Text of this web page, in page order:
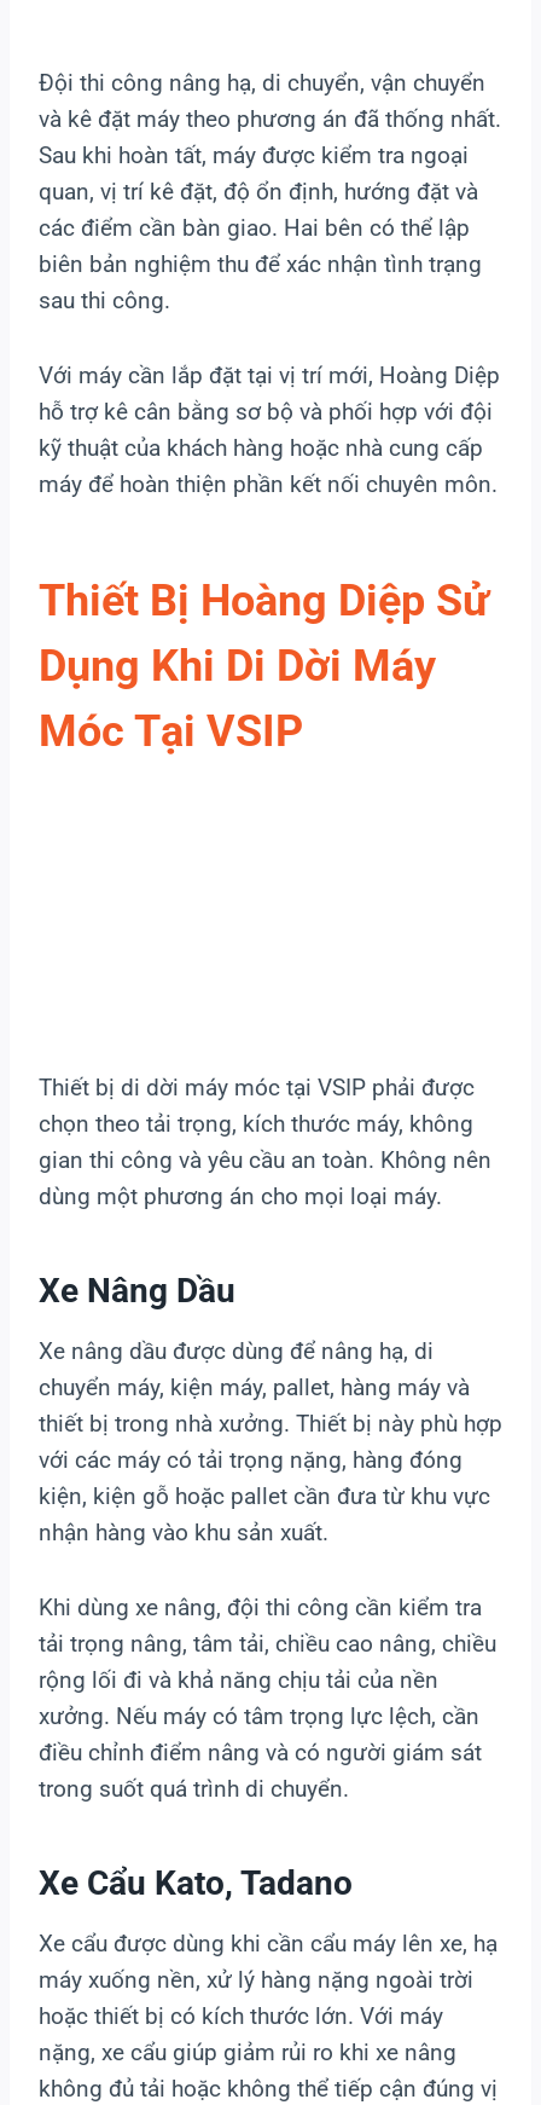
Đội thi công nâng hạ, di chuyển, vận chuyển
và kê đặt máy theo phương án đã thống nhất.
Sau khi hoàn tất, máy được kiểm tra ngoại
quan, vị trí kê đặt, độ ổn định, hướng đặt và
các điểm cần bàn giao. Hai bên có thể lập
biên bản nghiệm thu để xác nhận tình trạng
sau thi công.
Với máy cần lắp đặt tại vị trí mới, Hoàng Diệp
hỗ trợ kê cân bằng sơ bộ và phối hợp với đội
kỹ thuật của khách hàng hoặc nhà cung cấp
máy để hoàn thiện phần kết nối chuyên môn.
Thiết Bị Hoàng Diệp Sử
Dụng Khi Di Dời Máy
Móc Tại VSIP
Thiết bị di dời máy móc tại VSIP phải được
chọn theo tải trọng, kích thước máy, không
gian thi công và yêu cầu an toàn. Không nên
dùng một phương án cho mọi loại máy.
Xe Nâng Dầu
Xe nâng dầu được dùng để nâng hạ, di
chuyển máy, kiện máy, pallet, hàng máy và
thiết bị trong nhà xưởng. Thiết bị này phù hợp
với các máy có tải trọng nặng, hàng đóng
kiện, kiện gỗ hoặc pallet cần đưa từ khu vực
nhận hàng vào khu sản xuất.
Khi dùng xe nâng, đội thi công cần kiểm tra
tải trọng nâng, tâm tải, chiều cao nâng, chiều
rộng lối đi và khả năng chịu tải của nền
xưởng. Nếu máy có tâm trọng lực lệch, cần
điều chỉnh điểm nâng và có người giám sát
trong suốt quá trình di chuyển.
Xe Cẩu Kato, Tadano
Xe cẩu được dùng khi cần cẩu máy lên xe, hạ
máy xuống nền, xử lý hàng nặng ngoài trời
hoặc thiết bị có kích thước lớn. Với máy
nặng, xe cẩu giúp giảm rủi ro khi xe nâng
không đủ tải hoặc không thể tiếp cận đúng vị